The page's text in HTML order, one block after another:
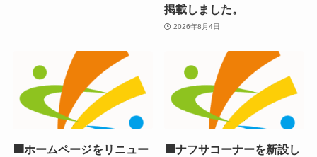
掲載しました。
2026年8月4日
🟧ホームページをリニュー
🟧ナフサコーナーを新設し